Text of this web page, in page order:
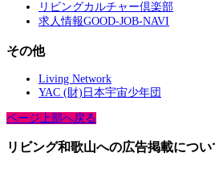
リビングカルチャー倶楽部
求人情報GOOD-JOB-NAVI
その他
Living Network
YAC (財)日本宇宙少年団
ページ上部へ戻る
リビング和歌山への広告掲載につい